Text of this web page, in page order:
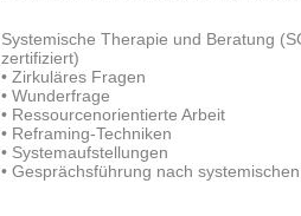
Systemische Therapie und Beratung
zertifiziert)
• Zirkuläres Fragen
• Wunderfrage
• Ressourcenorientierte Arbeit
• Reframing-Techniken
• Systemaufstellungen
• Gesprächsführung nach